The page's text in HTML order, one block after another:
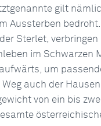
gilt
Aussterben
Sterlet,
im Schwarzen
um
auch der
von ein bis